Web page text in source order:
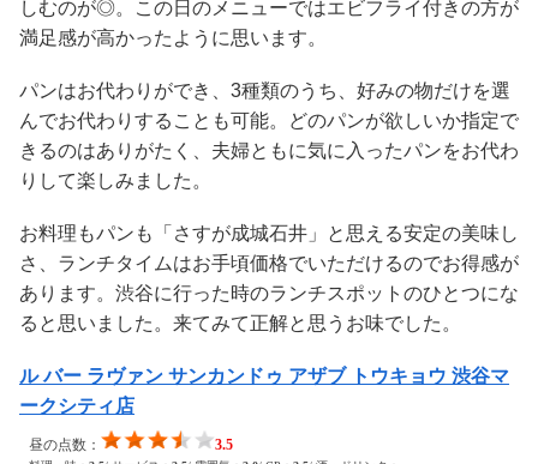
しむのが◎。この日のメニューではエビフライ付きの方が
満足感が高かったように思います。
パンはお代わりができ、3種類のうち、好みの物だけを選
んでお代わりすることも可能。どのパンが欲しいか指定で
きるのはありがたく、夫婦ともに気に入ったパンをお代わ
りして楽しみました。
お料理もパンも「さすが成城石井」と思える安定の美味し
さ、ランチタイムはお手頃価格でいただけるのでお得感が
あります。渋谷に行った時のランチスポットのひとつにな
ると思いました。来てみて正解と思うお味でした。
ル バー ラヴァン サンカンドゥ アザブ トウキョウ 渋谷マ
ークシティ店